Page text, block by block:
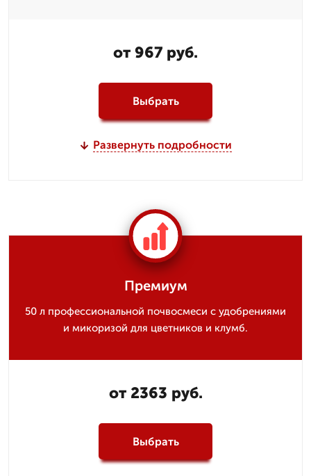
от 967 руб.
Выбрать
Развернуть подробности
Премиум
50 л профессиональной почвосмеси с удобрениями
и микоризой для цветников и клумб.
от 2363 руб.
Выбрать